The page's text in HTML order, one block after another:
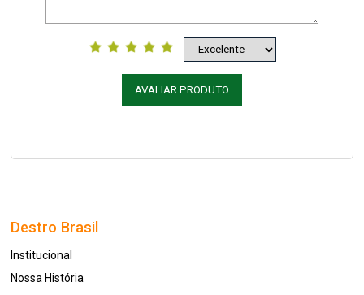
AVALIAR PRODUTO
Destro Brasil
Institucional
Nossa História